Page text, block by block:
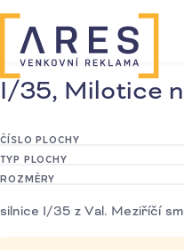
I/35, Milotice
ČÍSLO PLOCHY
TYP PLOCHY
ROZMĚRY
silnice I/35 z Val. Meziříčí